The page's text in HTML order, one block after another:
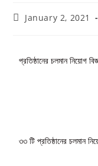
January 2, 2021
প্রতিষ্ঠানের চলমান নিয়োগ
৩৩ টি প্রতিষ্ঠানের চলমান